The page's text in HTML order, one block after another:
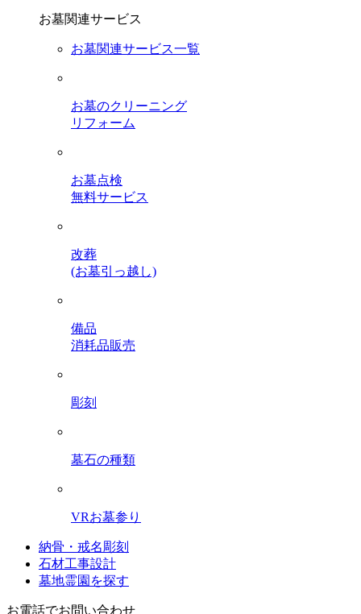
お墓関連サービス
お墓関連サービス一覧
お墓のクリーニング
リフォーム
お墓点検
無料サービス
改葬
(お墓引っ越し)
備品
消耗品販売
彫刻
墓石の種類
VRお墓参り
納骨・戒名彫刻
石材工事設計
墓地霊園を探す
お電話でお問い合わせ